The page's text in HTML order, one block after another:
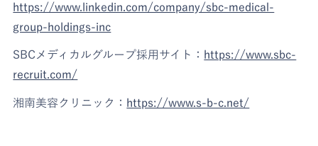
https://www.linkedin.com/company/sbc-medical-
group-holdings-inc
SBCメディカルグループ採用サイト： https://www.sbc-
recruit.com/
湘南美容クリニック： https://www.s-b-c.net/